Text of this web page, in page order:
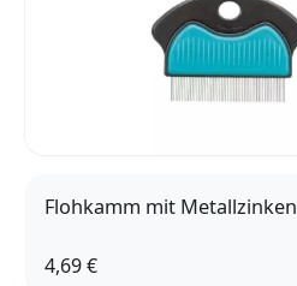
Flohkamm mit Metallzinken
4,69 €